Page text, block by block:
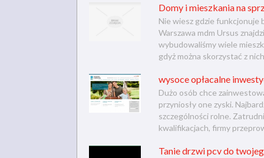
Domy i mieszkania na
Nie wiesz gdzie funkcjonuje
Warszawa mdm Ursus
wybudowaliśmy wiele
gdyż można skorzystać z
wysoce opłacalne
Dużo osób chce
przyniosły one zyski.
szczególności rolne.
kwalifikacjach, firmy
Tanie drzwi pcv do